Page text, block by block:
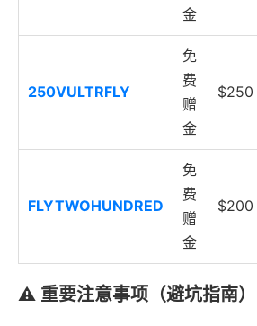
金
250VULTRFLY
免
费
赠
金
$250
FLYTWOHUNDRED
免
费
赠
金
$200
⚠️ 重要注意事项（避坑指南）